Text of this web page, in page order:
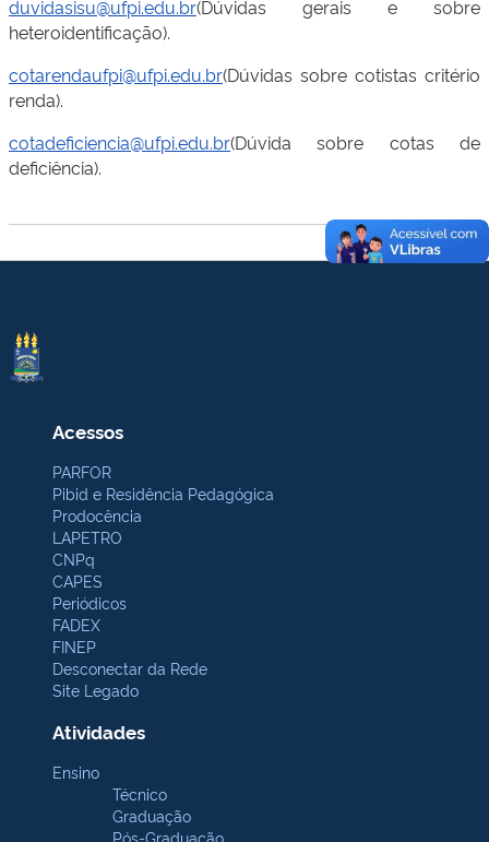
duvidasisu@ufpi.edu.br(Dúvidas gerais e sobre
heteroidentificação).
cotarendaufpi@ufpi.edu.br(Dúvidas sobre cotistas critério
renda).
cotadeficiencia@ufpi.edu.br(Dúvida sobre cotas de
deficiência).
Acessos
PARFOR
Pibid e Residência Pedagógica
Prodocência
LAPETRO
CNPq
CAPES
Periódicos
FADEX
FINEP
Desconectar da Rede
Site Legado
Atividades
Ensino
Técnico
Graduação
Pós-Graduação